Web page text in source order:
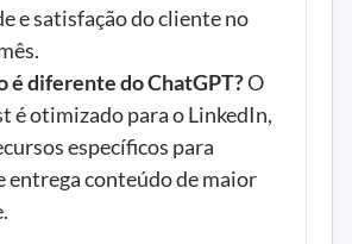
e satisfação do cliente no
é diferente do ChatGPT? O
é otimizado para o LinkedIn,
específicos para
entrega conteúdo de maior